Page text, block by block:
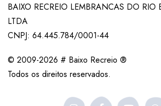
BAIXO RECREIO LEMBRANCAS DO RIO
LTDA
CNPJ: 64.445.784/0001-44
© 2009-2026 # Baixo Recreio ®
Todos os direitos reservados.